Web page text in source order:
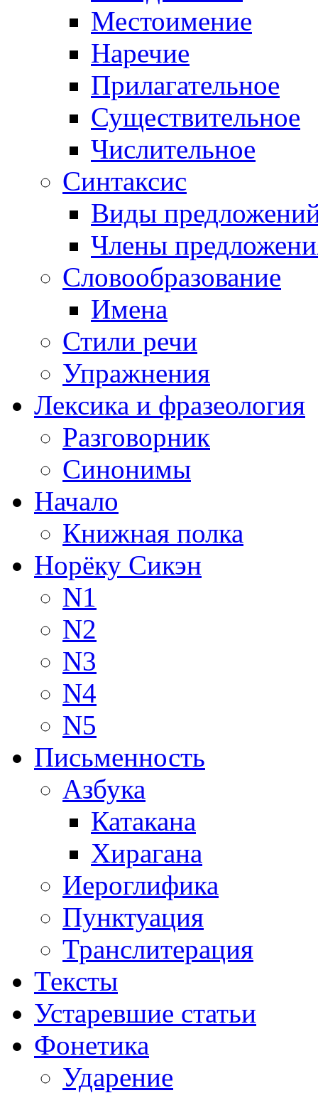
Местоимение
Наречие
Прилагательное
Существительное
Числительное
Синтаксис
Виды
Члены
Словообразование
Имена
Стили речи
Упражнения
Лексика и фразеология
Разговорник
Синонимы
Начало
Книжная полка
Норёку Сикэн
N1
N2
N3
N4
N5
Письменность
Азбука
Катакана
Хирагана
Иероглифика
Пунктуация
Транслитерация
Тексты
Устаревшие статьи
Фонетика
Ударение